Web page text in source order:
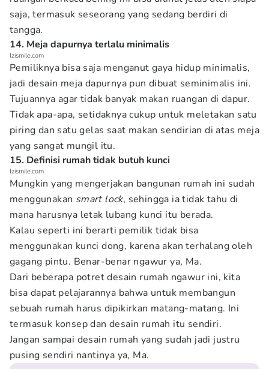
saja, termasuk seseorang yang sedang berdiri di
tangga.
14. Meja dapurnya terlalu minimalis
Izismile.com
Pemiliknya bisa saja menganut gaya hidup minimalis,
jadi desain meja dapurnya pun dibuat seminimalis ini.
Tujuannya agar tidak banyak makan ruangan di dapur.
Tidak apa-apa, setidaknya cukup untuk meletakan satu
piring dan satu gelas saat makan sendirian di atas meja
yang sangat mungil itu.
15. Definisi rumah tidak butuh kunci
Izismile.com
Mungkin yang mengerjakan bangunan rumah ini sudah
menggunakan smart lock, sehingga ia tidak tahu di
mana harusnya letak lubang kunci itu berada.
Kalau seperti ini berarti pemilik tidak bisa
menggunakan kunci dong, karena akan terhalang oleh
gagang pintu. Benar-benar ngawur ya, Ma.
Dari beberapa potret desain rumah ngawur ini, kita
bisa dapat pelajarannya bahwa untuk membangun
sebuah rumah harus dipikirkan matang-matang. Ini
termasuk konsep dan desain rumah itu sendiri.
Jangan sampai desain rumah yang sudah jadi justru
pusing sendiri nantinya ya, Ma.